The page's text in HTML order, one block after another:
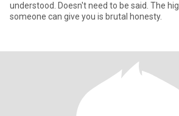
understood. Doesn't need to be said. The
someone can give you is brutal honesty.